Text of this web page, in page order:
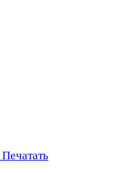
Печатать